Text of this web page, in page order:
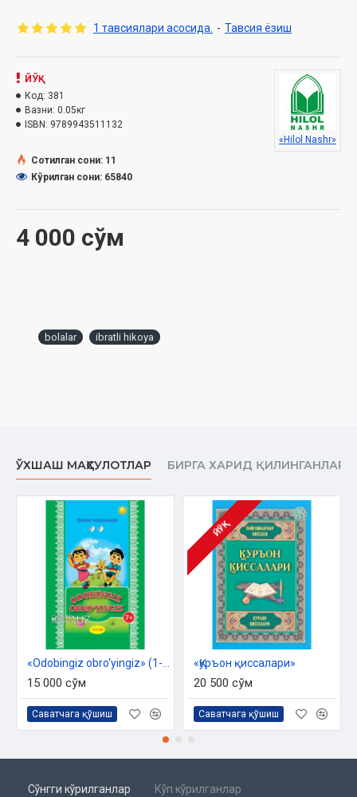
Muqovasi: yumshoq
1 тавсиялари асосида. - Тавсия ёзиш
4 000 сўм
ЙЎҚ
Код: 381
Вазни: 0.05кг
ISBN: 9789943511132
«Hilol Nashr»
Сотилган сони: 11
Кўрилган сони: 65840
bolalar ibratli hikoya
ЎХШАШ МАҲСУЛОТЛАР БИРГА ХАРИД ҚИЛИНГАНЛАР
15 000 сўм
Саватчага қўшиш
ЙЎҚ
«Қуръон қиссалари»
20 500 сўм
Саватчага қўшиш
Сўнгги кўрилганлар Кўп кўрилганлар